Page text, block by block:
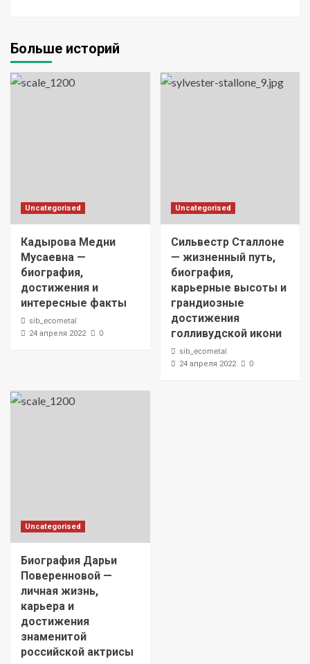
Больше историй
Uncategorised
Кадырова Медни
Мусаевна —
биография,
достижения и
интересные факты
sib_ecometal
24 апреля 2022 0
Uncategorised
Сильвестр Сталлоне
— жизненный путь,
биография,
карьерные высоты и
грандиозные
достижения
голливудской икони
sib_ecometal
24 апреля 2022 0
Uncategorised
Биография Дарьи
Поверенновой —
личная жизнь,
карьера и
достижения
знаменитой
российской актрисы